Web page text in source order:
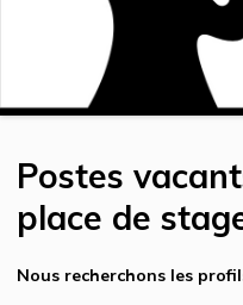
Postes
place de
Nous recherchons les